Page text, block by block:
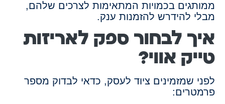
ממותגים בכמויות המתאימות לצרכים שלהם,
מבלי להידרש להזמנות ענק.
איך לבחור ספק לאריזות
טייק אווי?
לפני שמזמינים ציוד לעסק, כדאי לבדוק מספר
פרמטרים: